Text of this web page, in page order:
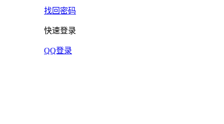
找回密码
快速登录
QQ登录